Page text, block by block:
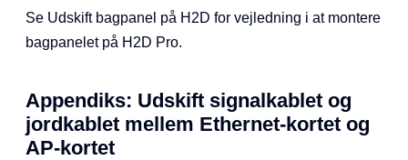
Se Udskift bagpanel på H2D for vejledning i at montere
bagpanelet på H2D Pro.
Appendiks: Udskift signalkablet og
jordkablet mellem Ethernet-kortet og
AP-kortet